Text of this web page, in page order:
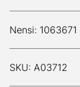
Nensi: 1063671
SKU: A03712